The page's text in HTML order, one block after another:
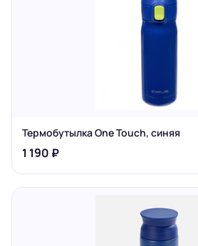
Термобутылка One Touch, синяя
1 190 ₽